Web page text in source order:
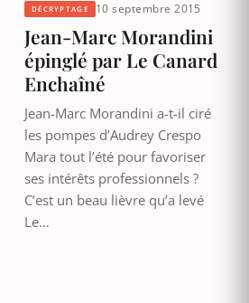
DÉCRYPTAGE 10 septembre 2015
Jean-Marc Morandini
épinglé par Le Canard
Enchaîné
Jean-Marc Morandini a-t-il ciré
les pompes d’Audrey Crespo
Mara tout l’été pour favoriser
ses intérêts professionnels ?
C’est un beau lièvre qu’a levé
Le…